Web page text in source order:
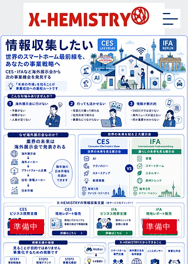
準備中 準備中